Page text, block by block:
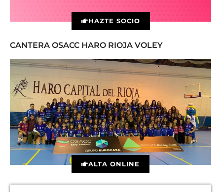
HAZTE SOCIO
CANTERA OSACC HARO RIOJA VOLEY
ALTA ONLINE